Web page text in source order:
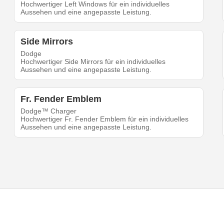
Hochwertiger Left Windows für ein individuelles
Aussehen und eine angepasste Leistung.
Side Mirrors
Dodge
Hochwertiger Side Mirrors für ein individuelles
Aussehen und eine angepasste Leistung.
Fr. Fender Emblem
Dodge™ Charger
Hochwertiger Fr. Fender Emblem für ein individuelles
Aussehen und eine angepasste Leistung.